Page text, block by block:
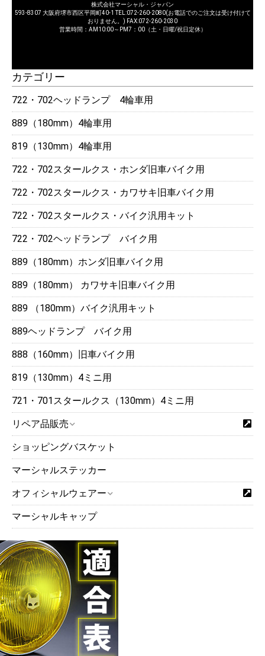
カテゴリー
722・702ヘッドランプ 4輪車用
889（180mm）4輪車用
819（130mm）4輪車用
722・702スタールクス・ホンダ旧車バイク用
722・702スタールクス・カワサキ旧車バイク用
722・702スタールクス・バイク汎用キット
722・702ヘッドランプ バイク用
889（180mm）ホンダ旧車バイク用
889（180mm） カワサキ旧車バイク用
889 （180mm）バイク汎用キット
889ヘッドランプ バイク用
888（160mm）旧車バイク用
819（130mm）4ミニ用
721・701スタールクス（130mm）4ミニ用
リペア品販売
ショッピングバスケット
マーシャルステッカー
オフィシャルウェアー
マーシャルキャップ
株式会社マーシャル・ジャパン
593-8307 大阪府堺市西区平岡町40-1 TEL:072-260-2080(お電話でのご注文は受け付けて
おりません。) FAX:072-260-2030
営業時間：AM10:00～PM7：00（土・日曜/祝日定休）